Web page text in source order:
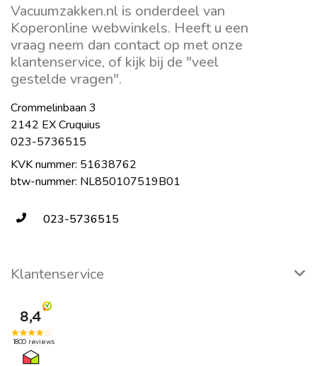
Vacuumzakken.nl is onderdeel van
Koperonline webwinkels. Heeft u een
vraag neem dan contact op met onze
klantenservice, of kijk bij de "veel
gestelde vragen".
Crommelinbaan 3
2142 EX Cruquius
023-5736515
KVK nummer: 51638762
btw-nummer: NL850107519B01
023-5736515
Klantenservice